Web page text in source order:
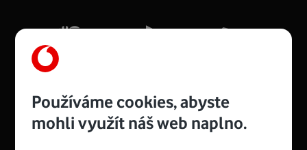
Více o COMPAL CH7465VF
Používáme cookies, abyste
mohli využít náš web naplno.